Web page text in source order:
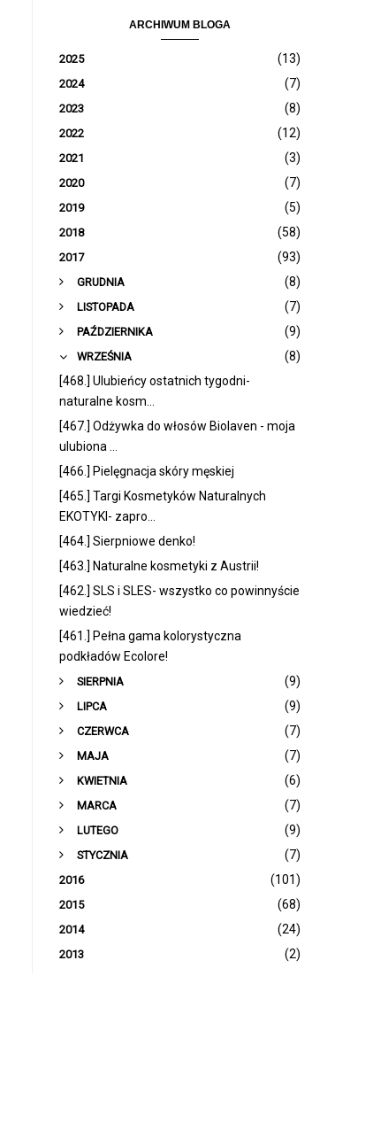
ARCHIWUM BLOGA
2025 (13)
2024 (7)
2023 (8)
2022 (12)
2021 (3)
2020 (7)
2019 (5)
2018 (58)
2017
(93)
►
GRUDNIA
(8)
►
LISTOPADA
(7)
►
PAŹDZIERNIKA
(9)
▼
WRZEŚNIA
(8)
[468.] Ulubieńcy ostatnich tygodni-
naturalne kosm...
[467.] Odżywka do włosów Biolaven - moja
ulubiona ...
[466.] Pielęgnacja skóry męskiej
[465.] Targi Kosmetyków Naturalnych
EKOTYKI- zapro...
[464.] Sierpniowe denko!
[463.] Naturalne kosmetyki z Austrii!
[462.] SLS i SLES- wszystko co powinnyście
wiedzieć!
[461.] Pełna gama kolorystyczna
podkładów Ecolore!
►
SIERPNIA
(9)
►
LIPCA
(9)
►
CZERWCA
(7)
►
MAJA
(7)
►
KWIETNIA
(6)
►
MARCA
(7)
►
LUTEGO
(9)
►
STYCZNIA (7)
2016 (101)
2015 (68)
2014 (24)
2013 (2)